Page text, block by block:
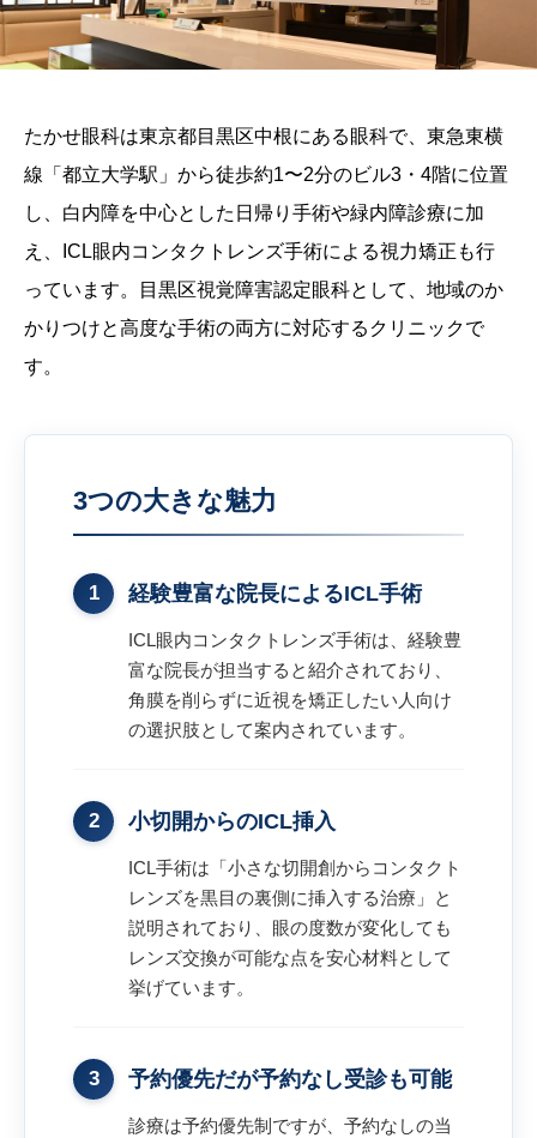
たかせ眼科は東京都目黒区中根にある眼科で、東急東横
線「都立大学駅」から徒歩約1〜2分のビル3・4階に位置
し、白内障を中心とした日帰り手術や緑内障診療に加
え、ICL眼内コンタクトレンズ手術による視力矯正も行
っています。目黒区視覚障害認定眼科として、地域のか
かりつけと高度な手術の両方に対応するクリニックで
す。
3つの大きな魅力
1 経験豊富な院長によるICL手術
ICL眼内コンタクトレンズ手術は、経験豊
富な院長が担当すると紹介されており、
角膜を削らずに近視を矯正したい人向け
の選択肢として案内されています。
2 小切開からのICL挿入
ICL手術は「小さな切開創からコンタクト
レンズを黒目の裏側に挿入する治療」と
説明されており、眼の度数が変化しても
レンズ交換が可能な点を安心材料として
挙げています。
3 予約優先だが予約なし受診も可能
診療は予約優先制ですが、予約なしの当